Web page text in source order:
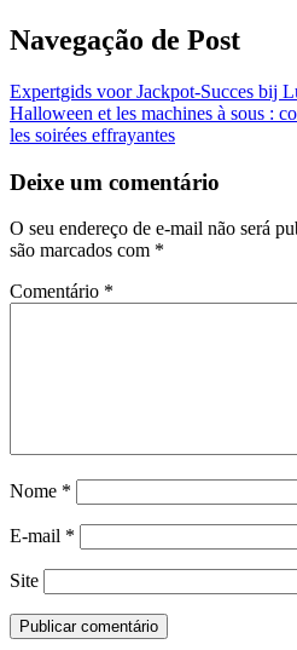
Navegação de Post
Expertgids voor Jackpot‑Succes bij
Halloween et les machines à sous :
les soirées effrayantes
Deixe um comentário
O seu endereço de e-mail não será
são marcados com *
Comentário *
Nome *
E-mail *
Site